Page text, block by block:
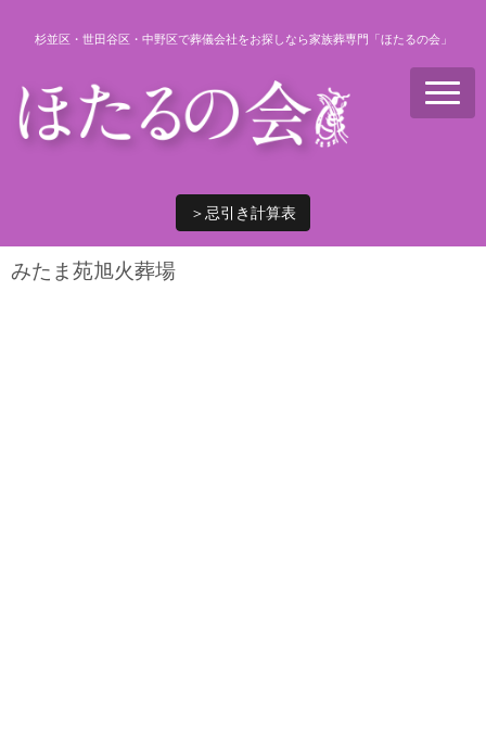
杉並区・世田谷区・中野区で葬儀会社をお探しなら家族葬専門「ほたるの会」
N
a
v
n
＞忌引き計算表
みたま苑旭火葬場